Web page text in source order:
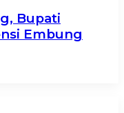
Bupati
Embung